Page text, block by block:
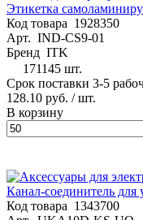
Этикетка
Код товара 1928350
Арт. IND-CS9-01
Бренд ITK
171145 шт.
Срок поставки 3-5
128.10 руб. / шт.
В корзину
Канал-соединитель
Код товара 1343700